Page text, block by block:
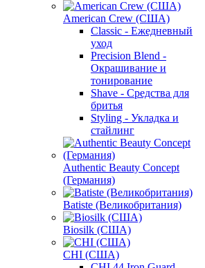
American Crew (США)
Classic - Ежедневный
уход
Precision Blend -
Окрашивание и
тонирование
Shave - Средства для
бритья
Styling - Укладка и
стайлинг
Authentic Beauty Concept
(Германия)
Batiste (Великобритания)
Biosilk (США)
CHI (США)